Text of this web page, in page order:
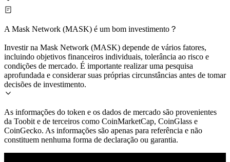
A Mask Network (MASK) é um bom investimento？
Investir na Mask Network (MASK) depende de vários fatores,
incluindo objetivos financeiros individuais, tolerância ao risco e
condições de mercado. É importante realizar uma pesquisa
aprofundada e considerar suas próprias circunstâncias antes de tomar
decisões de investimento.
As informações do token e os dados de mercado são provenientes
da Toobit e de terceiros como CoinMarketCap, CoinGlass e
CoinGecko. As informações são apenas para referência e não
constituem nenhuma forma de declaração ou garantia.